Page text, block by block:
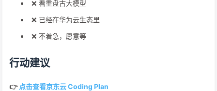
❌ 看重盘古大模型
❌ 已经在华为云生态里
❌ 不着急，愿意等
行动建议
👉 点击查看京东云 Coding Plan